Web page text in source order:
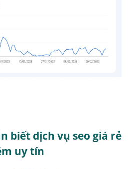
biết dịch vụ seo giá rẻ
uy tín